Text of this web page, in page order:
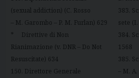
(sexual addiction) (C. Rosso
– M. Garombo – P. M. Furlan) 629
* Direttive di Non
Rianimazione (v. DNR – Do Not
Resuscitate) 634
150. Direttore Generale
383.
sete
384.
1568
385.
– M.